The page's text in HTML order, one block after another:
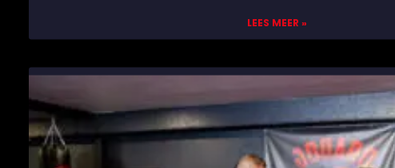
LEES MEER »